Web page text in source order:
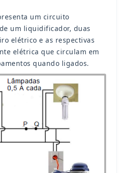
um circuito
um liquidificador, duas
elétrico e as respectivas
elétrica que circulam em
quando ligados.